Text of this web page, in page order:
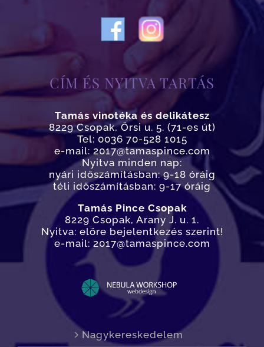
CÍM ÉS NYITVA TARTÁS
Tamás vinotéka és delikátesz
8229 Csopak, Őrsi u. 5. (71-es út)
Tel: 0036 70-528 1015
e-mail: 2017@tamaspince.com
Nyitva minden nap:
nyári időszámításban: 9-18 óráig
téli időszámításban: 9-17 óráig
Tamás Pince Csopak
8229 Csopak, Arany J. u. 1.
Nyitva: előre bejelentkezés szerint!
e-mail: 2017@tamaspince.com
Nagykereskedelem